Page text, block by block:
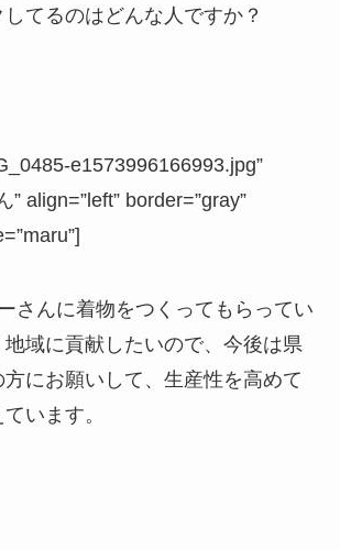
てるのはどんな人ですか？
e1573996166993.jpg”
” align=”left” border=”gray”
さんに着物をつくってもらってい
地域に貢献したいので、今後は県
にお願いして、生産性を高めて
います。